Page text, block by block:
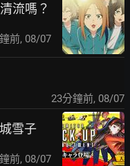
流嗎？
前, 08/07
24分鐘前, 08/07
雪子
前, 08/07